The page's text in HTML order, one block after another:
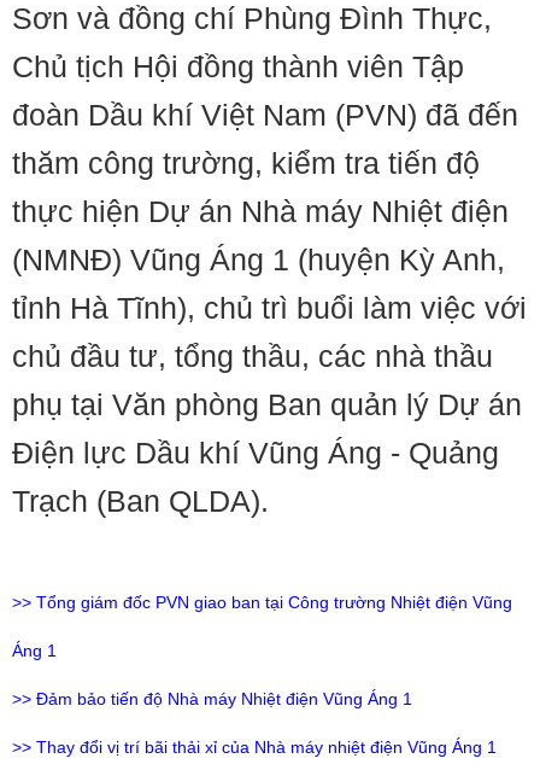
Sơn và đồng chí Phùng Đình Thực,
Chủ tịch Hội đồng thành viên Tập
đoàn Dầu khí Việt Nam (PVN) đã đến
thăm công trường, kiểm tra tiến độ
thực hiện Dự án Nhà máy Nhiệt điện
(NMNĐ) Vũng Áng 1 (huyện Kỳ Anh,
tỉnh Hà Tĩnh), chủ trì buổi làm việc với
chủ đầu tư, tổng thầu, các nhà thầu
phụ tại Văn phòng Ban quản lý Dự án
Điện lực Dầu khí Vũng Áng - Quảng
Trạch (Ban QLDA).
>> Tổng giám đốc PVN giao ban tại Công trường Nhiệt điện Vũng
Áng 1
>> Đảm bảo tiến độ Nhà máy Nhiệt điện Vũng Áng 1
>> Thay đổi vị trí bãi thải xỉ của Nhà máy nhiệt điện Vũng Áng 1